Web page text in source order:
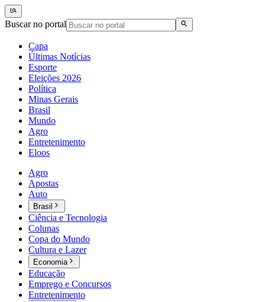
Buscar no portal
Capa
Últimas Notícias
Esporte
Eleições 2026
Política
Minas Gerais
Brasil
Mundo
Agro
Entretenimento
Eloos
Agro
Apostas
Auto
Brasil
Ciência e Tecnologia
Colunas
Copa do Mundo
Cultura e Lazer
Economia
Educação
Emprego e Concursos
Entretenimento